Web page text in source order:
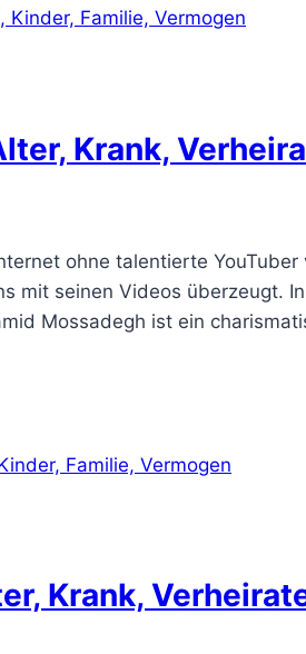
Krank,
ohne talentierte
mit seinen Videos überzeugt.
Mossadegh ist ein
Krank,